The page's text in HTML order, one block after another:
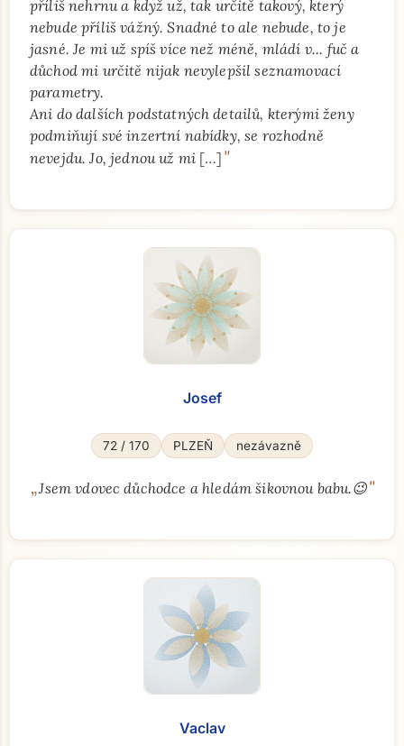
příliš nehrnu a když už, tak určitě takový, který
nebude příliš vážný. Snadné to ale nebude, to je
jasné. Je mi už spíš více než méně, mládí v... fuč a
důchod mi určitě nijak nevylepšil seznamovací
parametry.
Ani do dalších podstatných detailů, kterými ženy
podmiňují své inzertní nabídky, se rozhodně
nevejdu. Jo, jednou už mi […] "
Josef
72 / 170 PLZEŇ nezávazně
„Jsem vdovec důchodce a hledám šikovnou babu.😉"
Vaclav